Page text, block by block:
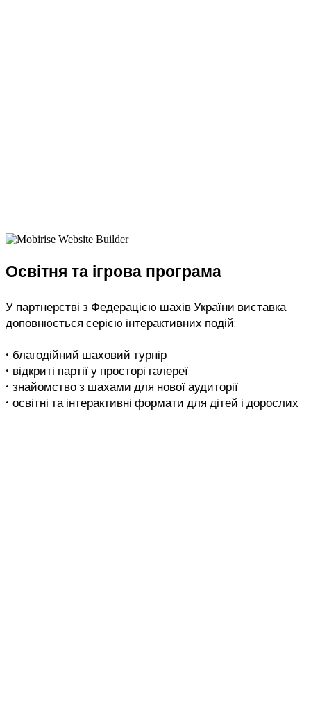
Освітня та ігрова програма
У партнерстві з Федерацією шахів України виставка
доповнюється серією інтерактивних подій:
• благодійний шаховий турнір
• відкриті партії у просторі галереї
• знайомство з шахами для нової аудиторії
• освітні та інтерактивні формати для дітей і дорослих